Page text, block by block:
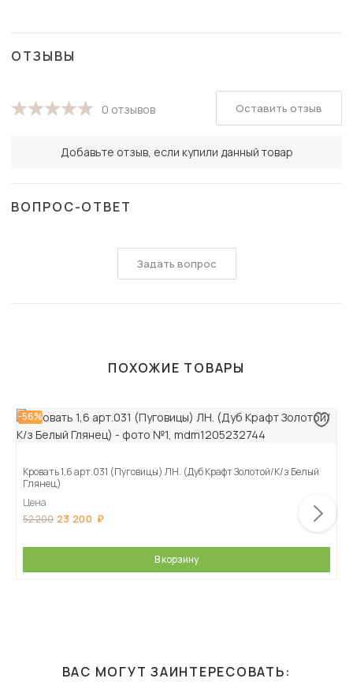
ОТЗЫВЫ
0 отзывов
Добавьте отзыв, если купили данный товар
Оставить отзыв
ВОПРОС-ОТВЕТ
Задать вопрос
ПОХОЖИЕ ТОВАРЫ
-56%
Кровать 1,6 арт.031 (Пуговицы) ЛН. (Дуб Крафт Золотой/К/з Белый
Глянец)
Цена
52 200 23 200
В корзину
ВАС МОГУТ ЗАИНТЕРЕСОВАТЬ: